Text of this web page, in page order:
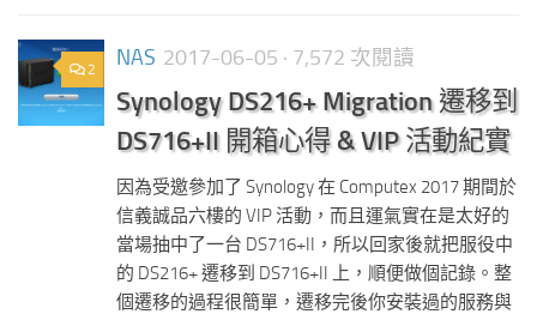
2 NAS 2017-06-05 · 7,572 次閱讀
Synology DS216+ Migration 遷移到
DS716+II 開箱心得 & VIP 活動紀實
因為受邀參加了 Synology 在 Computex 2017 期間於
信義誠品六樓的 VIP 活動，而且運氣實在是太好的
當場抽中了一台 DS716+II，所以回家後就把服役中
的 DS216+ 遷移到 DS716+II 上，順便做個記錄。整
個遷移的過程很簡單，遷移完後你安裝過的服務與